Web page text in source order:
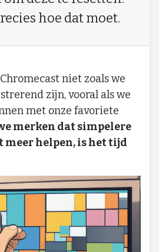
hoe dat moet.
niet zoals we
zijn, vooral als we
met onze favoriete
merken dat simpelere
meer helpen, is het tijd